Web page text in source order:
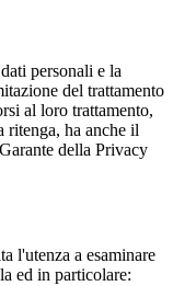
personali e la
del trattamento
al loro trattamento,
ha anche il
della Privacy
l'utenza a esaminare
ed in particolare: